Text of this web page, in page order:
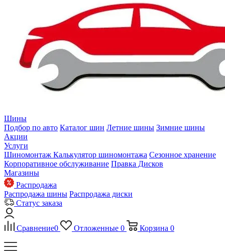
Шины
Подбор по авто Каталог шин Летние шины Зимние шины
Акции
Услуги
Шиномонтаж Калькулятор шиномонтажа Сезонное хранение
Корпоративное обслуживание Правка Дисков
Магазины
Распродажа
Распродажа шины Распродажа диски
Статус заказа
Сравнение0 Отложенные 0 Корзина 0